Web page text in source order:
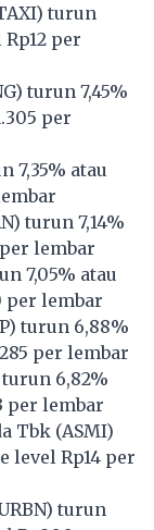
) turun
per
) turun 7,45%
per
7,35% atau
) turun 7,14%
lembar
7,05% atau
per lembar
) turun 6,88%
per lembar
6,82%
per lembar
Tbk (ASMI)
level Rp14 per
) turun